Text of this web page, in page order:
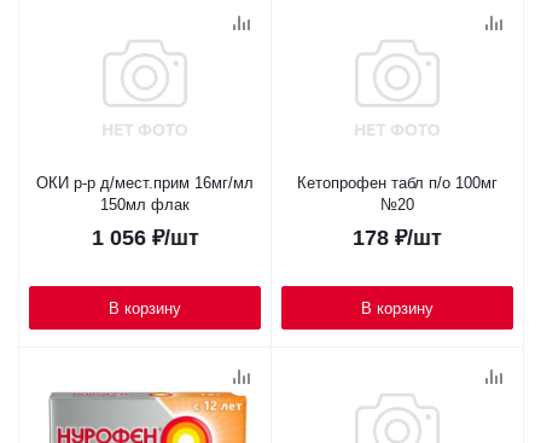
ОКИ р-р д/мест.прим 16мг/мл
150мл флак
1 056₽/шт
В корзину
Кетопрофен табл п/о 100мг
№20
178 ₽/шт
В корзину